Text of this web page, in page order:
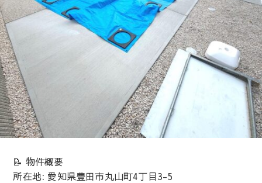
📝 物件概要
所在地: 愛知県豊田市丸山町4丁目3-5